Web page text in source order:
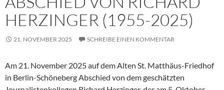
HERZINGER (1955-2025)
21. NOVEMBER 2025 SCHREIBE EINEN KOMMENTAR
Am 21. November 2025 auf dem Alten St. Matthäus-Friedhof
in Berlin-Schöneberg Abschied von dem geschätzten